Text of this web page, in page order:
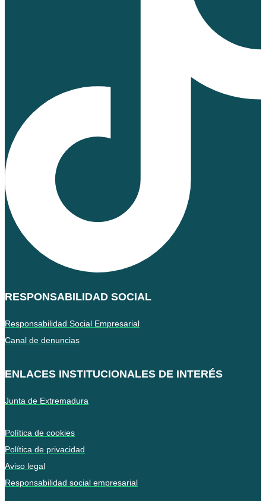
RESPONSABILIDAD SOCIAL
Responsabilidad Social Empresarial
Canal de denuncias
ENLACES INSTITUCIONALES DE INTERÉS
Junta de Extremadura
Política de cookies
Política de privacidad
Aviso legal
Responsabilidad social empresarial